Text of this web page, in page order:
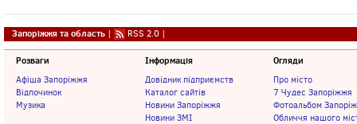
Запоріжжя та область | RSS 2.0 |
Розваги
Афіша Запоріжжя
Відпочинок
Музика
Інформація
Довідник підприємств
Каталог сайтів
Новини Запоріжжя
Новини ЗМІ
Огляди
Про місто
7 Чудес Запоріжжя
Фотоальбом
Обличчя нашого